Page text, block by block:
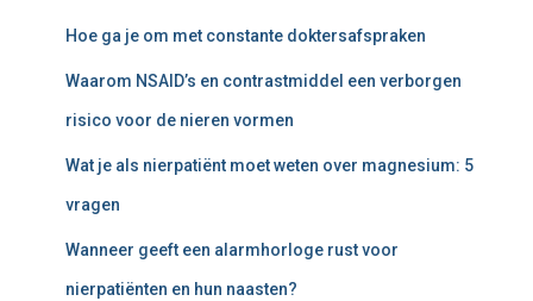
Hoe ga je om met constante doktersafspraken
Waarom NSAID’s en contrastmiddel een verborgen
risico voor de nieren vormen
Wat je als nierpatiënt moet weten over magnesium: 5
vragen
Wanneer geeft een alarmhorloge rust voor
nierpatiënten en hun naasten?